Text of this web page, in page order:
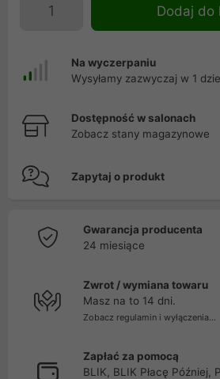
Dodaj do
Na wyczerpaniu
Wysyłamy zazwyczaj w 1
Dostępność w salonach
Zobacz stany magazynowe
Zapytaj o produkt
Gwarancja producenta
24 miesiące
Zwrot / wymiana towaru
Masz na to 14 dni.
Zobacz regulamin i wyłączenia...
Zapłać za pomocą
BLIK, BLIK Płacę Później,